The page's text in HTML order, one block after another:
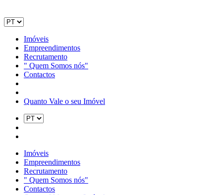
Imóveis
Empreendimentos
Recrutamento
" Quem Somos nós"
Contactos
Quanto Vale o seu Imóvel
Imóveis
Empreendimentos
Recrutamento
" Quem Somos nós"
Contactos